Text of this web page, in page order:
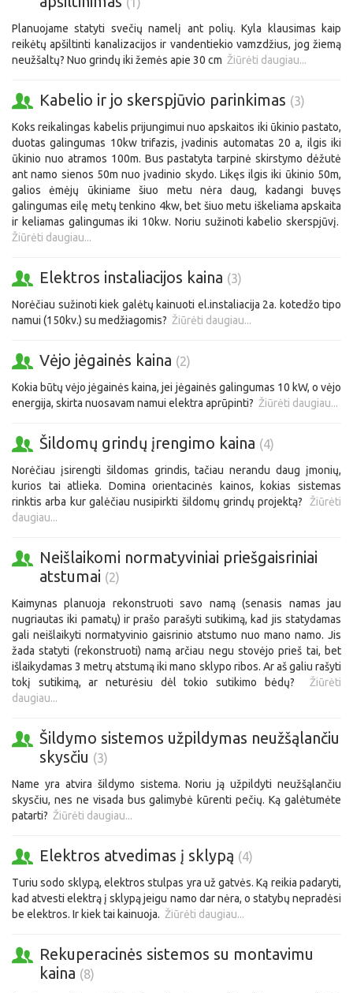
Planuojame statyti svečių namelį ant polių. Kyla klausimas kaip
reikėtų apšiltinti kanalizacijos ir vandentiekio vamzdžius, jog žiemą
neužšaltų? Nuo grindų iki žemės apie 30 cm Žiūrėti daugiau...
Kabelio ir jo skerspjūvio parinkimas (3)
Koks reikalingas kabelis prijungimui nuo apskaitos iki ūkinio pastato,
duotas galingumas 10kw trifazis, įvadinis automatas 20 a, ilgis iki
ūkinio nuo atramos 100m. Bus pastatyta tarpinė skirstymo dėžutė
ant namo sienos 50m nuo įvadinio skydo. Likęs ilgis iki ūkinio 50m,
galios ėmėjų ūkiniame šiuo metu nėra daug, kadangi buvęs
galingumas eilę metų tenkino 4kw, bet šiuo metu iškeliama apskaita
ir keliamas galingumas iki 10kw. Noriu sužinoti kabelio skerspjūvį.
Žiūrėti daugiau...
Elektros instaliacijos kaina (3)
Norėčiau sužinoti kiek galėtų kainuoti el.instaliacija 2a. kotedžo tipo
namui (150kv.) su medžiagomis? Žiūrėti daugiau...
Vėjo jėgainės kaina (2)
Kokia būtų vėjo jėgainės kaina, jei jėgainės galingumas 10 kW, o vėjo
energija, skirta nuosavam namui elektra aprūpinti? Žiūrėti daugiau...
Šildomų grindų įrengimo kaina (4)
Norėčiau įsirengti šildomas grindis, tačiau nerandu daug įmonių,
kurios tai atlieka. Domina orientacinės kainos, kokias sistemas
rinktis arba kur galėčiau nusipirkti šildomų grindų projektą? Žiūrėti
daugiau...
Neišlaikomi normatyviniai priešgaisriniai
atstumai (2)
Kaimynas planuoja rekonstruoti savo namą (senasis namas jau
nugriautas iki pamatų) ir prašo parašyti sutikimą, kad jis statydamas
gali neišlaikyti normatyvinio gaisrinio atstumo nuo mano namo. Jis
žada statyti (rekonstruoti) namą arčiau negu stovėjo prieš tai, bet
išlaikydamas 3 metrų atstumą iki mano sklypo ribos. Ar aš galiu rašyti
tokį sutikimą, ar neturėsiu dėl tokio sutikimo bėdų? Žiūrėti
daugiau...
Šildymo sistemos užpildymas neužšąlančiu
skysčiu (3)
Name yra atvira šildymo sistema. Noriu ją užpildyti neužšąlančiu
skysčiu, nes ne visada bus galimybė kūrenti pečių. Ką galėtumėte
patarti? Žiūrėti daugiau...
Elektros atvedimas į sklypą (4)
Turiu sodo sklypą, elektros stulpas yra už gatvės. Ką reikia padaryti,
kad atvesti elektrą į sklypą jeigu namo dar nėra, o statybų nepradėsi
be elektros. Ir kiek tai kainuoja. Žiūrėti daugiau...
Rekuperacinės sistemos su montavimu
kaina (8)